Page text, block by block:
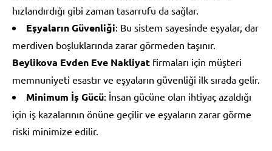
hızlandırdığı gibi zaman tasarrufu da sağlar.
Eşyaların Güvenliği: Bu sistem sayesinde eşyalar, dar
merdiven boşluklarında zarar görmeden taşınır.
Beylikova Evden Eve Nakliyat firmaları için müşteri
memnuniyeti esastır ve eşyaların güvenliği ilk sırada gelir.
Minimum İş Gücü: İnsan gücüne olan ihtiyaç azaldığı
için iş kazalarının önüne geçilir ve eşyaların zarar görme
riski minimize edilir.